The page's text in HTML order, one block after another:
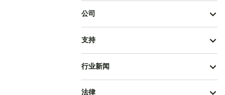
公司
支持
行业新闻
法律